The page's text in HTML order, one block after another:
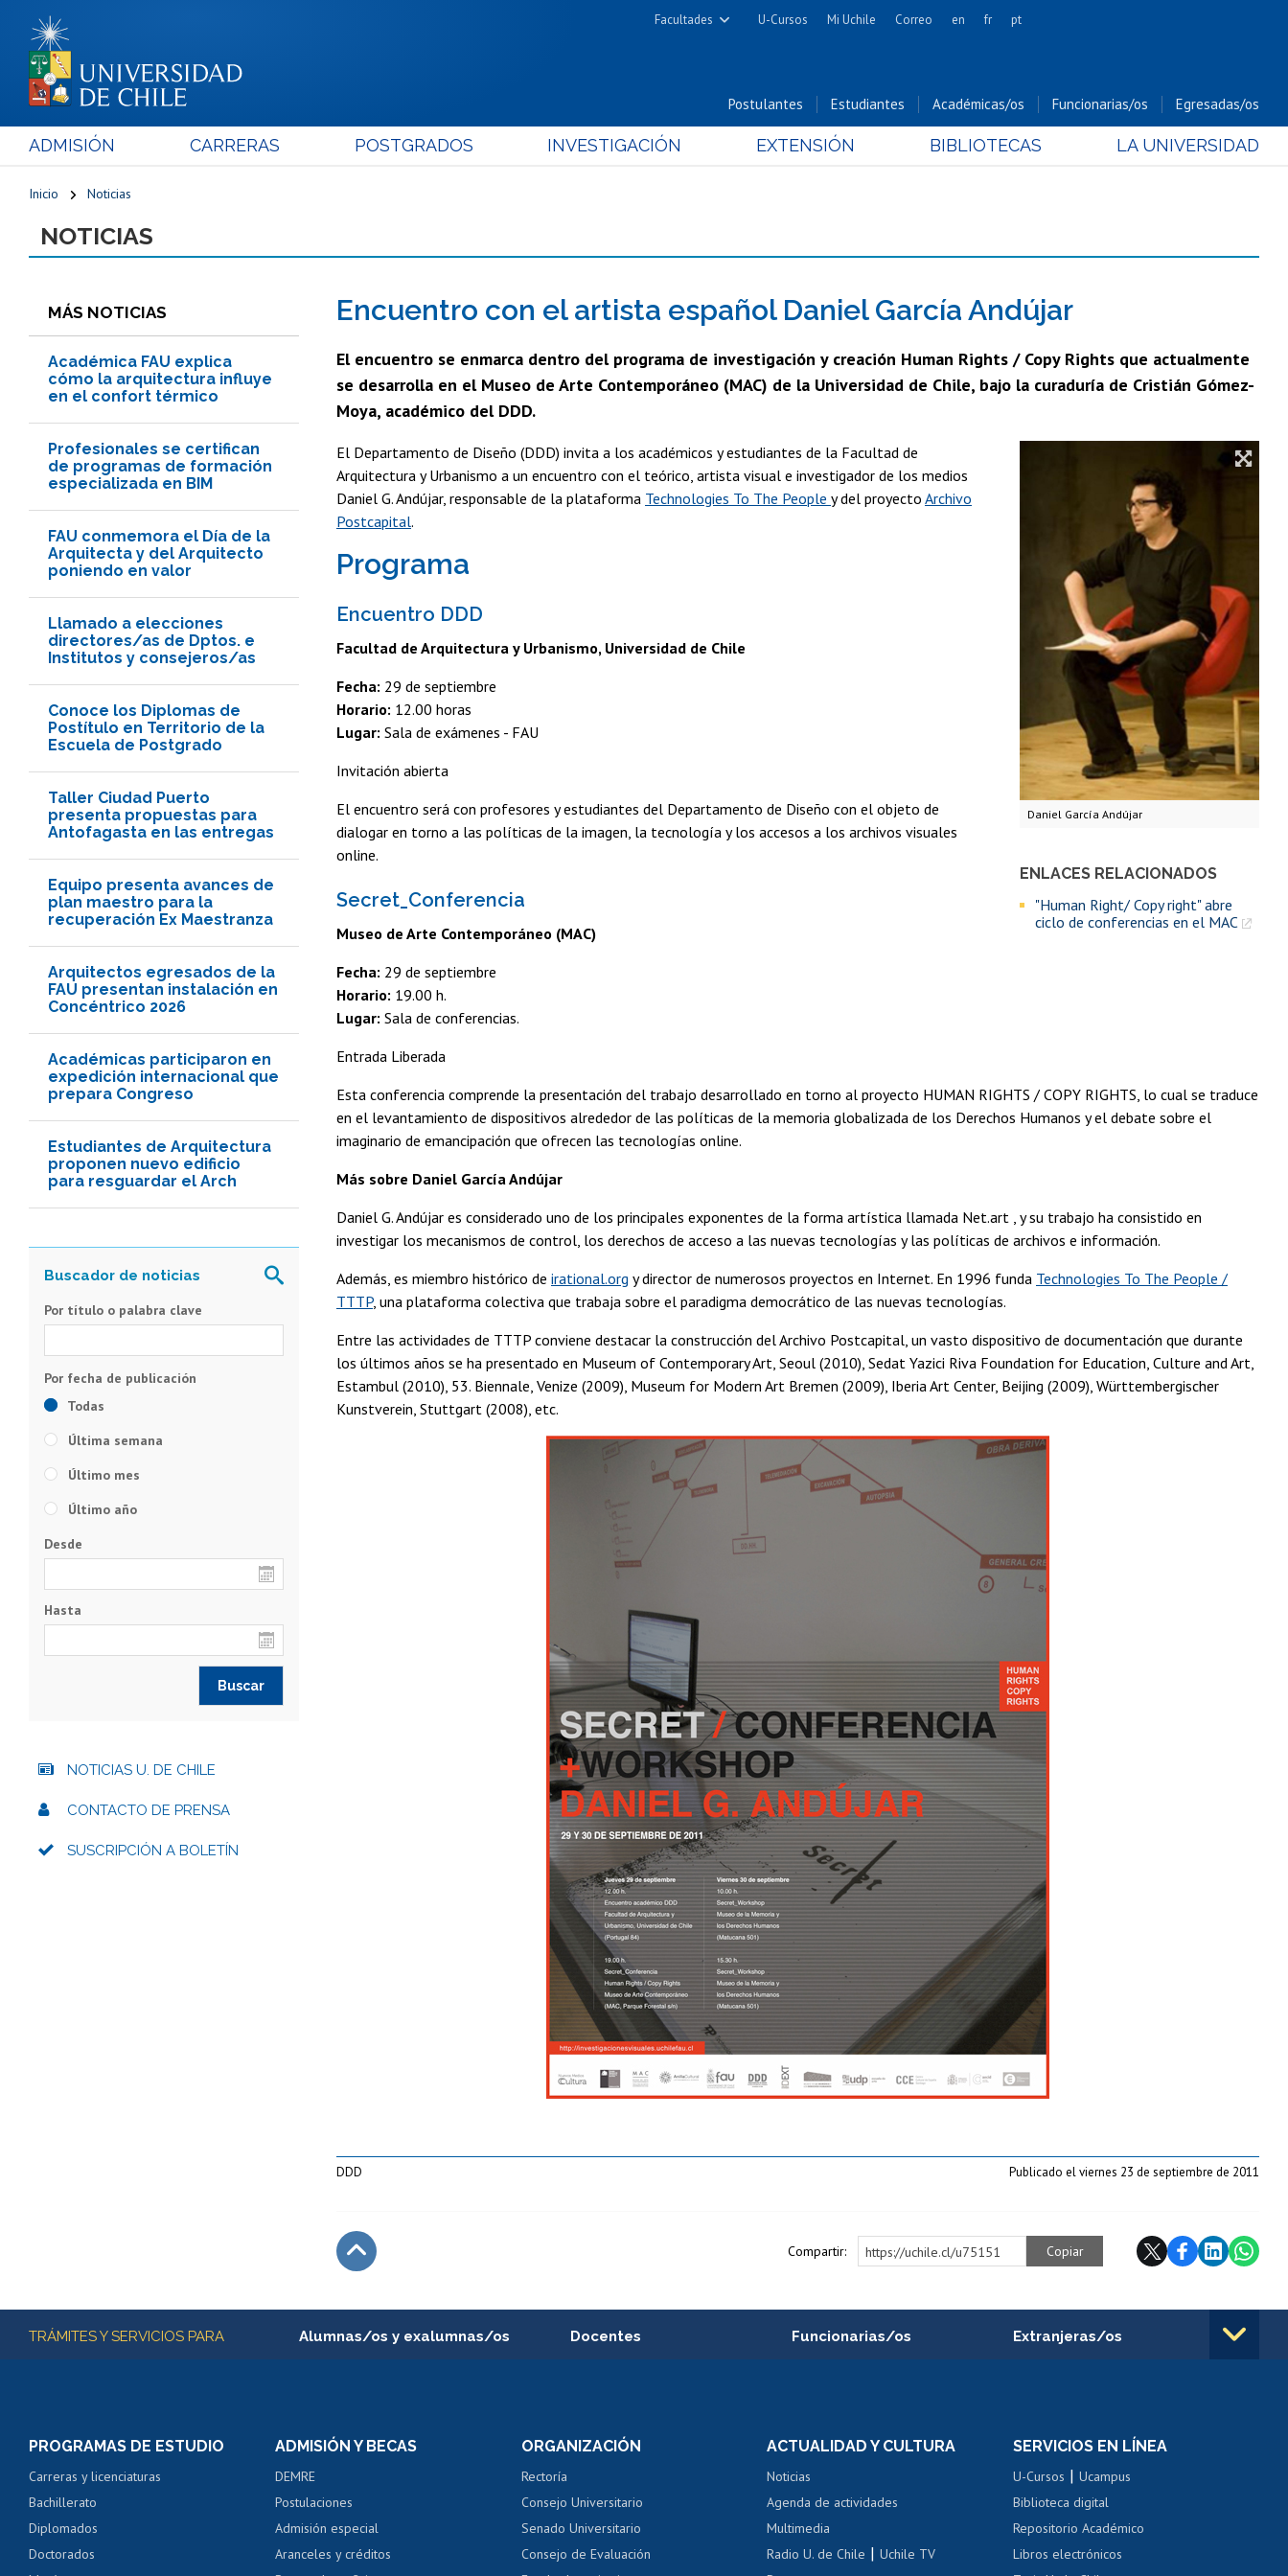
Facultades
Cs. Físicas y Matemáticas
Cs. Forestales y Conservación
Cs. Químicas y Farmacéuticas
Cs. Sociales
Estudios Avanzados en Educación
Estudios Internacionales
Nutrición y Tecnología de
Alimentos
Hospital Clínico
U-Cursos Mi Uchile Correo en fr pt
Postulantes Estudiantes Académicas/os Funcionarias/os Egresadas/os
ADMISIÓN CARRERAS POSTGRADOS INVESTIGACIÓN EXTENSIÓN BIBLIOTECAS LA UNIVERSIDAD
Inicio Noticias
NOTICIAS
MÁS NOTICIAS
Académica FAU explica
cómo la arquitectura influye
en el confort térmico
Profesionales se certifican
de programas de formación
especializada en BIM
FAU conmemora el Día de la
Arquitecta y del Arquitecto
poniendo en valor
Llamado a elecciones
directores/as de Dptos. e
Institutos y consejeros/as
Conoce los Diplomas de
Postítulo en Territorio de la
Escuela de Postgrado
Taller Ciudad Puerto
presenta propuestas para
Antofagasta en las entregas
Equipo presenta avances de
plan maestro para la
recuperación Ex Maestranza
Arquitectos egresados de la
FAU presentan instalación en
Concéntrico 2026
Académicas participaron en
expedición internacional que
prepara Congreso
Estudiantes de Arquitectura
proponen nuevo edificio
para resguardar el Arch
Encuentro con el artista español Daniel García Andújar
El encuentro se enmarca dentro del programa de investigación y creación Human Rights / Copy Rights que actualmente
se desarrolla en el Museo de Arte Contemporáneo (MAC) de la Universidad de Chile, bajo la curaduría de Cristián Gómez-
Moya, académico del DDD.
Daniel García Andújar
ENLACES RELACIONADOS
"Human Right/ Copy right" abre
ciclo de conferencias en el MAC
El Departamento de Diseño (DDD) invita a los académicos y estudiantes de la Facultad de
Arquitectura y Urbanismo a un encuentro con el teórico, artista visual e investigador de los medios
Daniel G. Andújar, responsable de la plataforma Technologies To The People y del proyecto Archivo
Postcapital.
Programa
Encuentro DDD
Facultad de Arquitectura y Urbanismo, Universidad de Chile
Fecha: 29 de septiembre
Horario: 12.00 horas
Lugar: Sala de exámenes - FAU
Invitación abierta
El encuentro será con profesores y estudiantes del Departamento de Diseño con el objeto de
dialogar en torno a las políticas de la imagen, la tecnología y los accesos a los archivos visuales
online.
Secret_Conferencia
Museo de Arte Contemporáneo (MAC)
Fecha: 29 de septiembre
Horario: 19.00 h.
Lugar: Sala de conferencias.
Entrada Liberada
Esta conferencia comprende la presentación del trabajo desarrollado en torno al proyecto HUMAN RIGHTS / COPY RIGHTS, lo cual se traduce
en el levantamiento de dispositivos alrededor de las políticas de la memoria globalizada de los Derechos Humanos y el debate sobre el
imaginario de emancipación que ofrecen las tecnologías online.
Más sobre Daniel García Andújar
Daniel G. Andújar es considerado uno de los principales exponentes de la forma artística llamada Net.art , y su trabajo ha consistido en
investigar los mecanismos de control, los derechos de acceso a las nuevas tecnologías y las políticas de archivos e información.
Además, es miembro histórico de irational.org y director de numerosos proyectos en Internet. En 1996 funda Technologies To The People /
TTTP, una plataforma colectiva que trabaja sobre el paradigma democrático de las nuevas tecnologías.
Entre las actividades de TTTP conviene destacar la construcción del Archivo Postcapital, un vasto dispositivo de documentación que durante
los últimos años se ha presentado en Museum of Contemporary Art, Seoul (2010), Sedat Yazici Riva Foundation for Education, Culture and Art,
Estambul (2010), 53. Biennale, Venize (2009), Museum for Modern Art Bremen (2009), Iberia Art Center, Beijing (2009), Württembergischer
Kunstverein, Stuttgart (2008), etc.
DDD Publicado el viernes 23 de septiembre de 2011
Compartir: https://uchile.cl/u75151 Copiar
Por título o palabra clave
Todas
Última semana
Último mes
Último año
Desde
Hasta
NOTICIAS U. DE CHILE
CONTACTO DE PRENSA
SUSCRIPCIÓN A BOLETÍN
Más información
TRÁMITES Y SERVICIOS PARA Alumnas/os y exalumnas/os
Servicio médico y dental
Pago de arancel y crédito alumnos
Pago de arancel y crédito exalumnos
Certificado de títulos y grados
Docentes
Perfeccionamiento
Evaluación docente
Calificación académica
Postulación al AUCAI
Funcionarias/os
Portal de movilidad interna
Certificado de renta
Certificado de renta
Extranjeras/os
Cursos de español
PROGRAMAS DE ESTUDIO
Carreras y licenciaturas
Bachillerato
Diplomados
Doctorados
ADMISIÓN Y BECAS
DEMRE
Postulaciones
Admisión especial
Aranceles y créditos
ORGANIZACIÓN
Rectoría
Consejo Universitario
Senado Universitario
Consejo de Evaluación
ACTUALIDAD Y CULTURA
Noticias
Agenda de actividades
Multimedia
Radio U. de Chile |Uchile TV
SERVICIOS EN LÍNEA
U-Cursos |Ucampus
Biblioteca digital
Repositorio Académico
Libros electrónicos